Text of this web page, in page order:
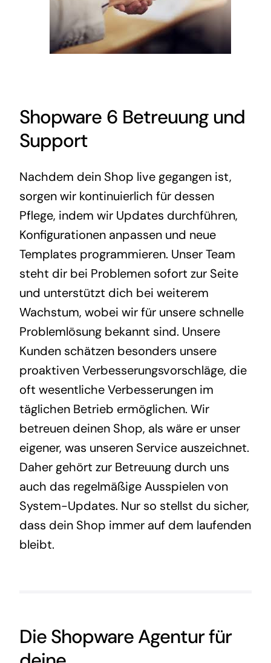
Shopware 6 Betreuung und
Support
Nachdem dein Shop live gegangen ist,
sorgen wir kontinuierlich für dessen
Pflege, indem wir Updates durchführen,
Konfigurationen anpassen und neue
Templates programmieren. Unser Team
steht dir bei Problemen sofort zur Seite
und unterstützt dich bei weiterem
Wachstum, wobei wir für unsere schnelle
Problemlösung bekannt sind. Unsere
Kunden schätzen besonders unsere
proaktiven Verbesserungsvorschläge, die
oft wesentliche Verbesserungen im
täglichen Betrieb ermöglichen. Wir
betreuen deinen Shop, als wäre er unser
eigener, was unseren Service auszeichnet.
Daher gehört zur Betreuung durch uns
auch das regelmäßige Ausspielen von
System-Updates. Nur so stellst du sicher,
dass dein Shop immer auf dem laufenden
bleibt.
Die Shopware Agentur für